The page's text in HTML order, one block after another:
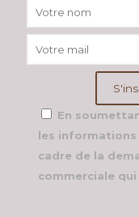
En
les informations
cadre de la
commerciale